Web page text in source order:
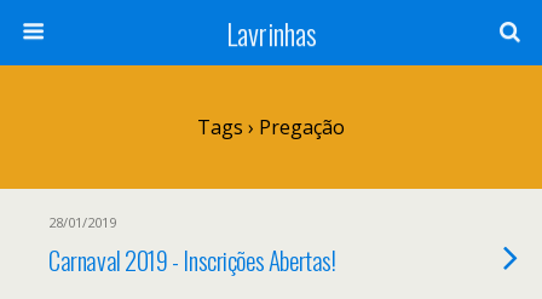
Lavrinhas
Tags › Pregação
28/01/2019
Carnaval 2019 - Inscrições Abertas!